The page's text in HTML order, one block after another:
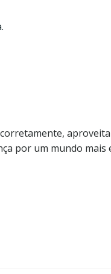
por um mundo mais